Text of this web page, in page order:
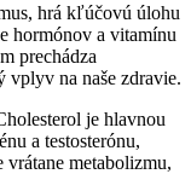
hrá kľúčovú úlohu
hormónov a vitamínu
prechádza
vplyv na naše zdravie.
je hlavnou
a testosterónu,
metabolizmu,